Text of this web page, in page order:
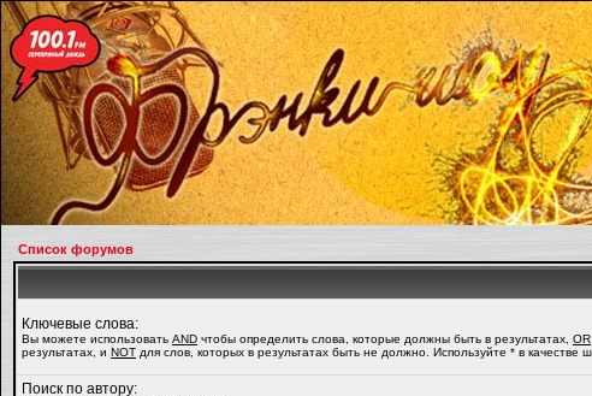
Список форумов
Ключевые слова:
Вы можете использовать AND чтобы определить слова, которые должны быть в результатах, OR
результатах, и NOT для слов, которых в результатах быть не должно. Используйте * в качестве
Поиск по автору: